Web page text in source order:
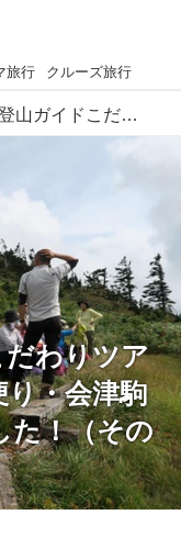
旅行 クルーズ旅行
【山旅会・登山ガイドこだわりツアー】岡田ガイドからの便り・会津駒ヶ岳にいってまいりました！（その２）
だわりツア
・会津駒
た！（その